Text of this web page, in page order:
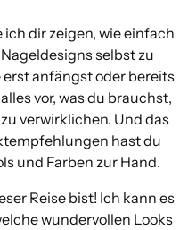
ich dir zeigen, wie einfach
selbst zu
erst anfängst oder bereits
vor, was du brauchst,
verwirklichen. Und das
hast du
und Farben zur Hand.
Reise bist! Ich kann es
wundervollen Looks